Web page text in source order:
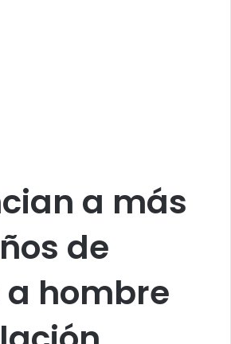
a más
de
hombre